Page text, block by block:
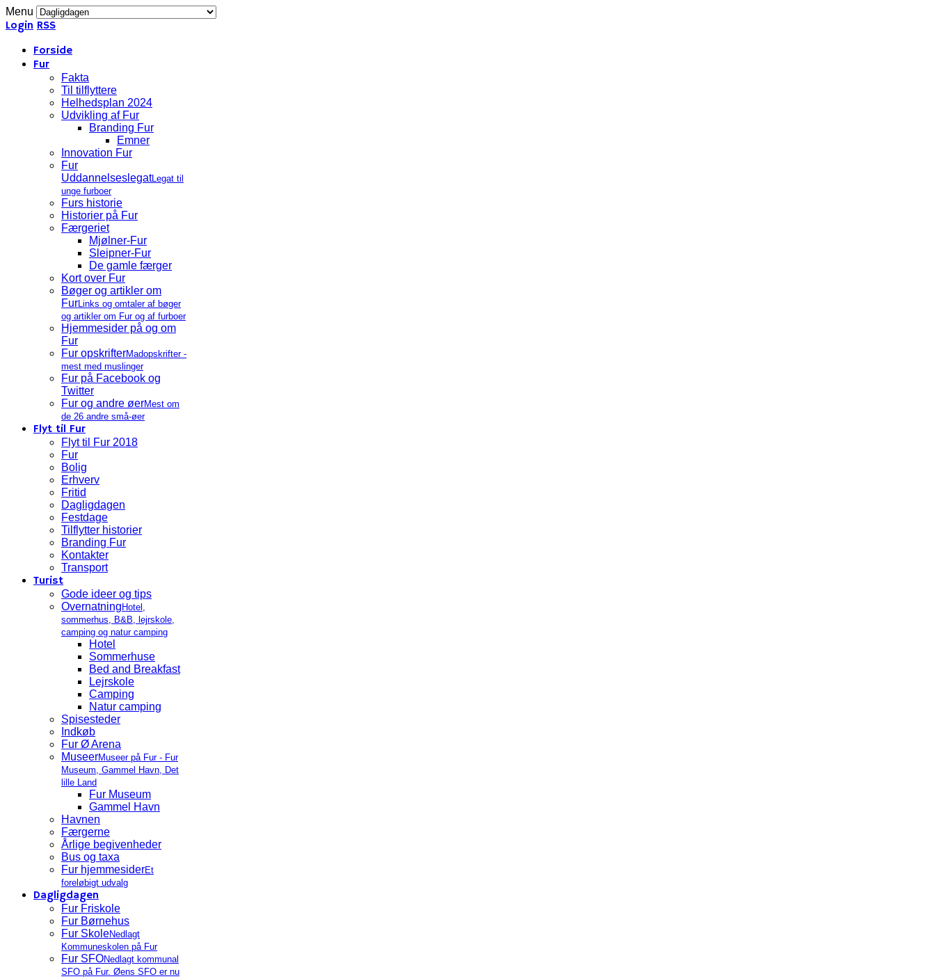
Menu
Login RSS
Forside
Fur
Fakta
Til tilflyttere
Helhedsplan 2024
Udvikling af Fur
Branding Fur
Emner
Innovation Fur
Fur
UddannelseslegatLegat til
unge furboer
Furs historie
Historier på Fur
Færgeriet
Mjølner-Fur
Sleipner-Fur
De gamle færger
Kort over Fur
Bøger og artikler om
FurLinks og omtaler af bøger
og artikler om Fur og af furboer
Hjemmesider på og om
Fur
Fur opskrifterMadopskrifter -
mest med muslinger
Fur på Facebook og
Twitter
Fur og andre øerMest om
de 26 andre små-øer
Flyt til Fur
Flyt til Fur 2018
Fur
Bolig
Erhverv
Fritid
Dagligdagen
Festdage
Tilflytter historier
Branding Fur
Kontakter
Transport
Turist
Gode ideer og tips
Overnatning Hotel,
sommerhus, B&B, lejrskole,
camping og natur camping
Hotel
Sommerhuse
Bed and Breakfast
Lejrskole
Camping
Natur camping
Spisesteder
Indkøb
Fur Ø Arena
MuseerMuseer på Fur - Fur
Museum, Gammel Havn, Det
lille Land
Fur Museum
Gammel Havn
Havnen
Færgerne
Årlige begivenheder
Bus og taxa
Fur hjemmesiderEt
foreløbigt udvalg
Dagligdagen
Fur Friskole
Fur Børnehus
Fur SkoleNedlagt
Kommuneskolen på Fur
Fur SFONedlagt kommunal
SFO på Fur. Øens SFO er nu